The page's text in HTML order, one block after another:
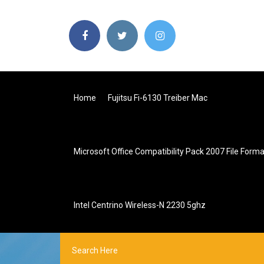
Home Fujitsu Fi-6130 Treiber Mac
Microsoft Office Compatibility Pack 2007 File
Intel Centrino Wireless-N 2230 5ghz